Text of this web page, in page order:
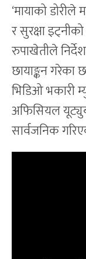
‘मायाको
र सुरक्षा
रुपाखेतीले
छायाङ्कन गरेका
भिडिओ भकारी
अफिसियल
सार्वजनिक